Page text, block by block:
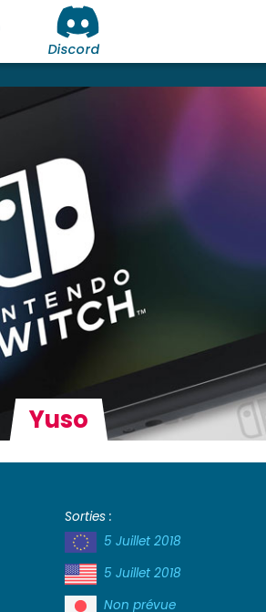
Discord
Yuso
Sorties :
5 Juillet 2018
5 Juillet 2018
Non prévue